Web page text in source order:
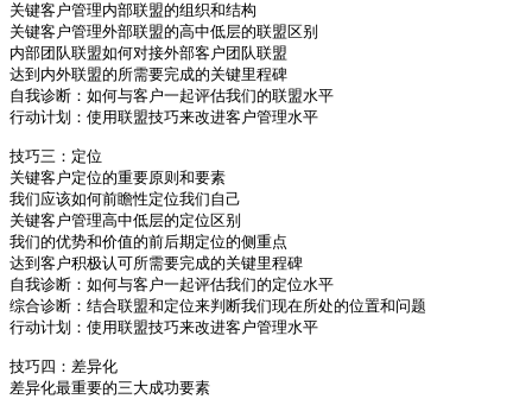
关键客户管理内部联盟的组织和结构
关键客户管理外部联盟的高中低层的联盟区别
内部团队联盟如何对接外部客户团队联盟
达到内外联盟的所需要完成的关键里程碑
自我诊断：如何与客户一起评估我们的联盟水平
行动计划：使用联盟技巧来改进客户管理水平
技巧三：定位
关键客户定位的重要原则和要素
我们应该如何前瞻性定位我们自己
关键客户管理高中低层的定位区别
我们的优势和价值的前后期定位的侧重点
达到客户积极认可所需要完成的关键里程碑
自我诊断：如何与客户一起评估我们的定位水平
综合诊断：结合联盟和定位来判断我们现在所处的位置和问题
行动计划：使用联盟技巧来改进客户管理水平
技巧四：差异化
差异化最重要的三大成功要素